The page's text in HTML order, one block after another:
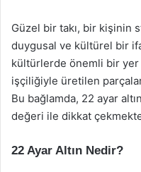
Güzel bir takı, bir kişinin
duygusal ve kültürel bir
kültürlerde önemli bir
işçiliğiyle üretilen
Bu bağlamda, 22 ayar
değeri ile dikkat
22 Ayar Altın Nedir?